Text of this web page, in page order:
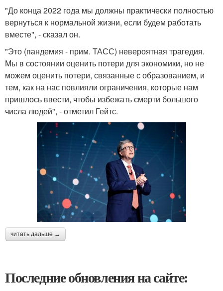
"До конца 2022 года мы должны практически полностью
вернуться к нормальной жизни, если будем работать
вместе", - сказал он.
"Это (пандемия - прим. ТАСС) невероятная трагедия.
Мы в состоянии оценить потери для экономики, но не
можем оценить потери, связанные с образованием, и
тем, как на нас повлияли ограничения, которые нам
пришлось ввести, чтобы избежать смерти большого
числа людей", - отметил Гейтс.
читать дальше →
Последние обновления на сайте: